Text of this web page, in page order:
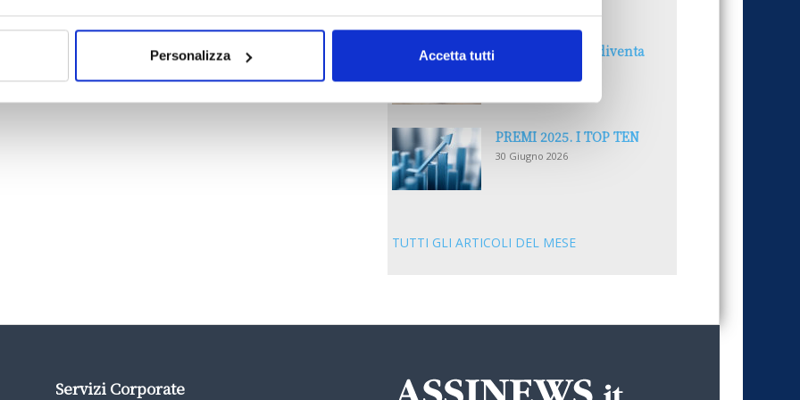
Personalizza Accetta tutti
nel settore Insurtech per proteggere dai rischi
30 Giugno 2026
Il “Modulo CAI” diventa
PREMI 2025. I TOP TEN
30 Giugno 2026
TUTTI GLI ARTICOLI DEL MESE
Servizi Corporate